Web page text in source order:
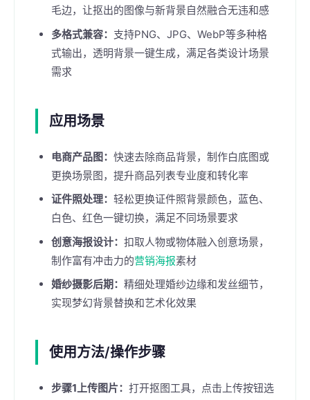
毛边，让抠出的图像与新背景自然融合无违和感
多格式兼容： 支持PNG、JPG、WebP等多种格
式输出，透明背景一键生成，满足各类设计场景
需求
应用场景
电商产品图： 快速去除商品背景，制作白底图或
更换场景图，提升商品列表专业度和转化率
证件照处理： 轻松更换证件照背景颜色，蓝色、
白色、红色一键切换，满足不同场景要求
创意海报设计： 扣取人物或物体融入创意场景，
制作富有冲击力的营销海报素材
婚纱摄影后期： 精细处理婚纱边缘和发丝细节，
实现梦幻背景替换和艺术化效果
使用方法/操作步骤
步骤1上传图片： 打开抠图工具，点击上传按钮选